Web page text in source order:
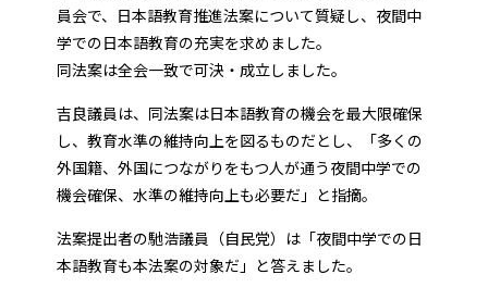
員会で、日本語教育推進法案について質疑し、夜間中
学での日本語教育の充実を求めました。
同法案は全会一致で可決・成立しました。
吉良議員は、同法案は日本語教育の機会を最大限確保
し、教育水準の維持向上を図るものだとし、「多くの
外国籍、外国につながりをもつ人が通う夜間中学での
機会確保、水準の維持向上も必要だ」と指摘。
法案提出者の馳浩議員（自民党）は「夜間中学での日
本語教育も本法案の対象だ」と答えました。